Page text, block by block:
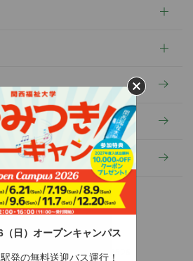
日）オープンキャンパス
発の無料送迎バス運行！
兵庫県赤穂市新田380-3
2525（代）FAX：0791-46-2526